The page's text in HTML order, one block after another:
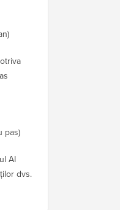
pas)
AI
dvs.